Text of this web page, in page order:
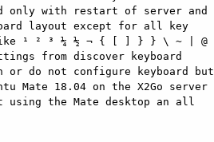
only with restart of server and
layout except for all key
like ¹ ² ³ ¼ ½ ¬ { [ ] } } \ ~ | @
from discover keyboard
do not configure keyboard but
Mate 18.04 on the X2Go server
using the Mate desktop an all